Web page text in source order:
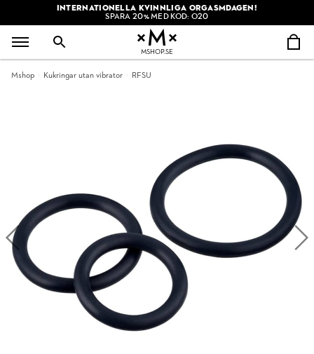
INTERNATIONELLA KVINNLIGA ORGASMDAGEN!
SPARA 20% MED KOD: O20
MSHOP.SE
Mshop Kukringar utan vibrator RFSU